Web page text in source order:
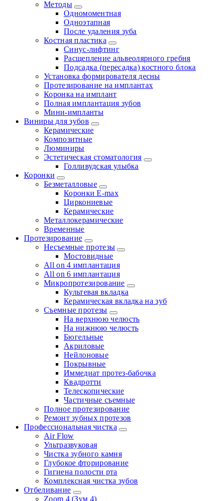
Методы
Одномоментная
Одноэтапная
После удаления зуба
Костная пластика
Синус-лифтинг
Расщепление альвеолярного гребня
Подсадка (пересадка) костного блока
Установка формирователя десны
Протезирование на имплантах
Коронка на имплант
Полная имплантация зубов
Мини-импланты
Виниры для зубов
Керамические
Композитные
Люминиры
Эстетическая стоматология
Голливудская улыбка
Коронки
Безметалловые
Коронки E-max
Циркониевые
Керамические
Металлокерамические
Временные
Протезирование
Несъемные протезы
Мостовидные
All on 4 имплантация
All on 6 имплантация
Микропротезирование
Культевая вкладка
Керамическая вкладка на зуб
Съемные протезы
На верхнюю челюсть
На нижнюю челюсть
Бюгельные
Акриловые
Нейлоновые
Покрывные
Иммедиат протез-бабочка
Квадротти
Телескопические
Частичные съемные
Полное протезирование
Ремонт зубных протезов
Профессиональная чистка
Air Flow
Ультразвуковая
Чистка зубного камня
Глубокое фторирование
Гигиена полости рта
Комплексная чистка зубов
Отбеливание
Zoom 4 (Зум 4)